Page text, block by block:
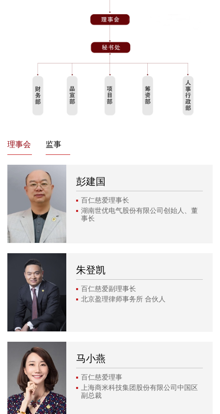
理事会 监事
彭建国
百仁慈爱理事长
湖南世优电气股份有限公司创始人、董
事长
朱登凯
百仁慈爱副理事长
北京盈理律师事务所 合伙人
马小燕
百仁慈爱理事
上海商米科技集团股份有限公司中国区
副总裁